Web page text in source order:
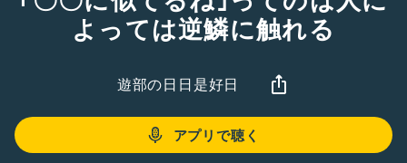
よっては逆鱗に触れる
遊部の日日是好日
アプリで聴く